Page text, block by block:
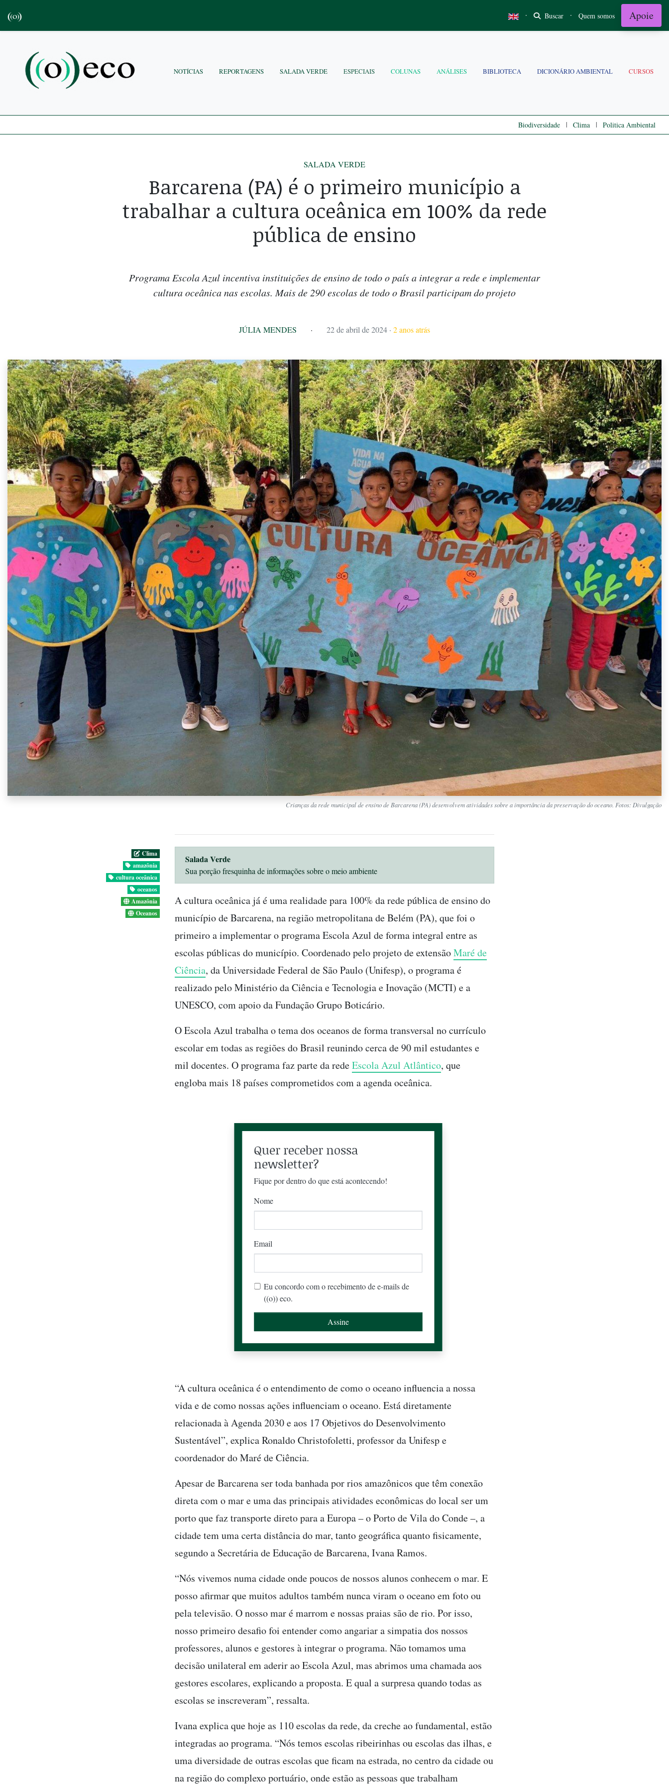
· Buscar · Quem somos Apoie
NOTÍCIAS REPORTAGENS SALADA VERDE ESPECIAIS COLUNAS ANÁLISES BIBLIOTECA DICIONÁRIO AMBIENTAL CURSOS
Biodiversidade | Clima | Politica Ambiental
SALADA VERDE
Barcarena (PA) é o primeiro município a
trabalhar a cultura oceânica em 100% da rede
pública de ensino
Programa Escola Azul incentiva instituições de ensino de todo o país a integrar a rede e implementar
cultura oceânica nas escolas. Mais de 290 escolas de todo o Brasil participam do projeto
JÚLIA MENDES · 22 de abril de 2024 · 2 anos atrás
Crianças da rede municipal de ensino de Barcarena (PA) desenvolvem atividades sobre a importância da preservação do oceano. Fotos: Divulgação
Clima
amazônia
cultura oceânica
oceanos
Amazônia
Oceanos
Salada Verde
Sua porção fresquinha de informações sobre o meio ambiente
A cultura oceânica já é uma realidade para 100% da rede pública de ensino do
município de Barcarena, na região metropolitana de Belém (PA), que foi o
primeiro a implementar o programa Escola Azul de forma integral entre as
escolas públicas do município. Coordenado pelo projeto de extensãoMaré de
Ciência, da Universidade Federal de São Paulo (Unifesp), o programa é
realizado pelo Ministério da Ciência e Tecnologia e Inovação (MCTI) e a
UNESCO, com apoio da Fundação Grupo Boticário.
O Escola Azul trabalha o tema dos oceanos de forma transversal no currículo
escolar em todas as regiões do Brasil reunindo cerca de 90 mil estudantes e
mil docentes. O programa faz parte da redeEscola Azul Atlântico, que
engloba mais 18 países comprometidos com a agenda oceânica.
Quer receber nossa
newsletter?
Fique por dentro do que está acontecendo!
Nome
Email
Eu concordo com o recebimento de e-mails de
((o)) eco.
“A cultura oceânica é o entendimento de como o oceano influencia a nossa
vida e de como nossas ações influenciam o oceano. Está diretamente
relacionada à Agenda 2030 e aos 17 Objetivos do Desenvolvimento
Sustentável”, explica Ronaldo Christofoletti, professor da Unifesp e
coordenador do Maré de Ciência.
Apesar de Barcarena ser toda banhada por rios amazônicos que têm conexão
direta com o mar e uma das principais atividades econômicas do local ser um
porto que faz transporte direto para a Europa – o Porto de Vila do Conde –, a
cidade tem uma certa distância do mar, tanto geográfica quanto fisicamente,
segundo a Secretária de Educação de Barcarena, Ivana Ramos.
“Nós vivemos numa cidade onde poucos de nossos alunos conhecem o mar. E
posso afirmar que muitos adultos também nunca viram o oceano em foto ou
pela televisão. O nosso mar é marrom e nossas praias são de rio. Por isso,
nosso primeiro desafio foi entender como angariar a simpatia dos nossos
professores, alunos e gestores à integrar o programa. Não tomamos uma
decisão unilateral em aderir ao Escola Azul, mas abrimos uma chamada aos
gestores escolares, explicando a proposta. E qual a surpresa quando todas as
escolas se inscreveram”, ressalta.
Ivana explica que hoje as 110 escolas da rede, da creche ao fundamental, estão
integradas ao programa. “Nós temos escolas ribeirinhas ou escolas das ilhas, e
uma diversidade de outras escolas que ficam na estrada, no centro da cidade ou
na região do complexo portuário, onde estão as pessoas que trabalham